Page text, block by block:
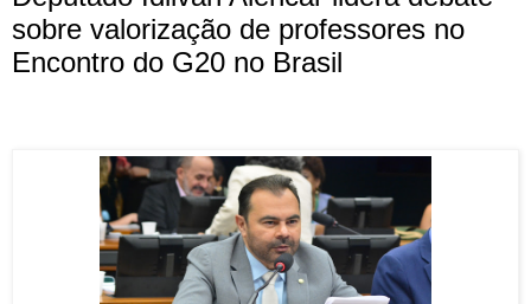
sobre valorização de professores no
Encontro do G20 no Brasil